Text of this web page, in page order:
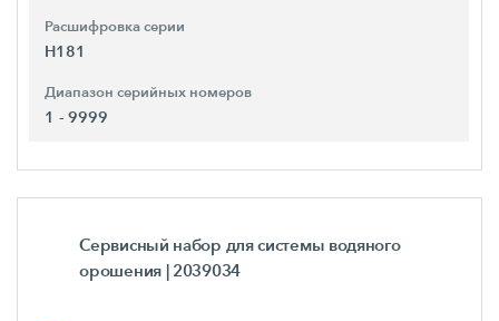
Расшифровка серии
H181
Диапазон серийных номеров
1 - 9999
Сервисный набор для системы водяного
орошения | 2039034